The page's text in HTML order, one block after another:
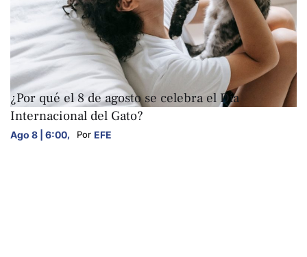
ARTE Y CULTURA
¿Por qué el 8 de agosto se celebra el Día
Internacional del Gato?
Ago 8 | 6:00, Por EFE